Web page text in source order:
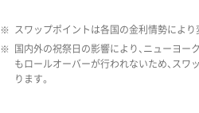
※ スワップポイントは各国の金利情勢により
※
国内外の祝祭日の影響により、ニューヨ
もロールオーバーが行われないため、スワ
ります。